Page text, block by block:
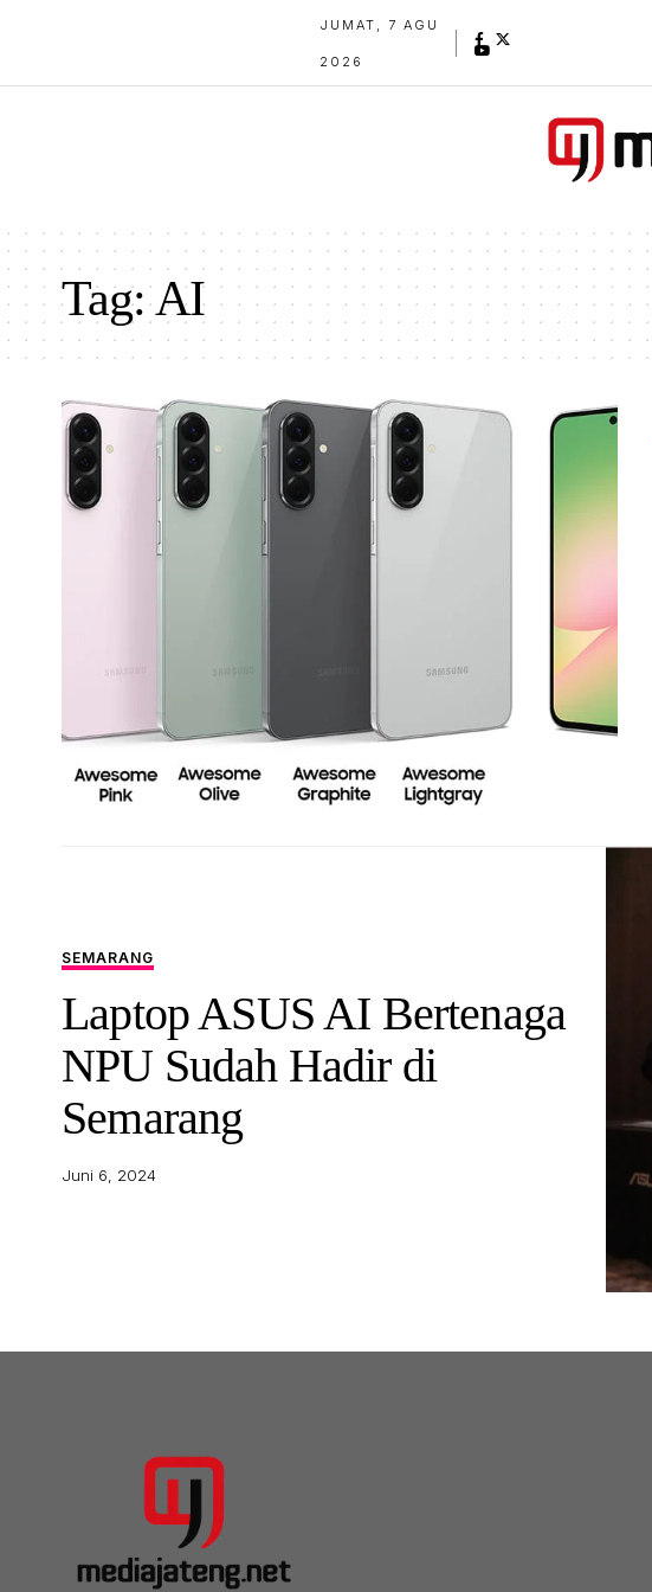
JUMAT, 7 AGU
2026
Tag:AI
SEMARANG
Laptop ASUS AI Bertenaga
NPU Sudah Hadir di
Semarang
Juni 6, 2024